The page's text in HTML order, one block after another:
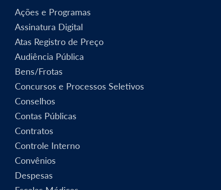
Ações e Programas
Assinatura Digital
Atas Registro de Preço
Audiência Pública
Bens/Frotas
Concursos e Processos Seletivos
Conselhos
Contas Públicas
Contratos
Controle Interno
Convênios
Despesas